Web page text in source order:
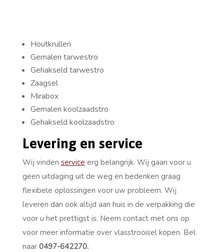
Houtkrullen
Gemalen tarwestro
Gehakseld tarwestro
Zaagsel
Mirabox
Gemalen koolzaadstro
Gehakseld koolzaadstro
Levering en service
Wij vinden service erg belangrijk. Wij gaan voor u
geen uitdaging uit de weg en bedenken graag
flexibele oplossingen voor uw probleem. Wij
leveren dan ook altijd aan huis in de verpakking die
voor u het prettigst is. Neem contact met ons op
voor meer informatie over vlasstrooisel kopen. Bel
naar 0497-642270.